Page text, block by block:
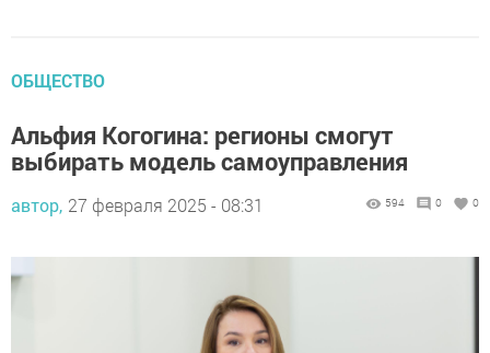
ОБЩЕСТВО
Альфия Когогина: регионы смогут
выбирать модель самоуправления
автор, 27 февраля 2025 - 08:31 594 0 0